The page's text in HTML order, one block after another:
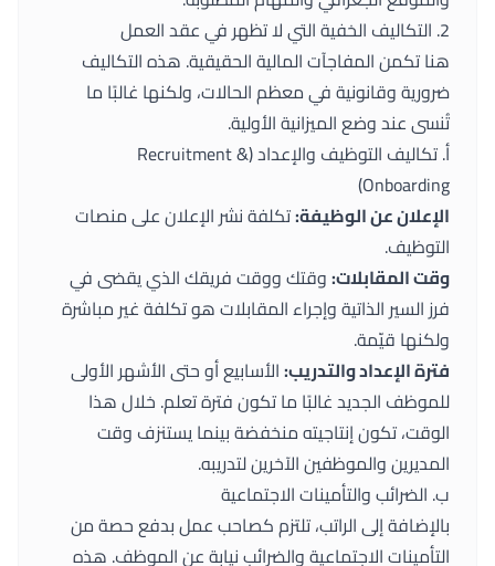
2. التكاليف الخفية التي لا تظهر في عقد العمل
هنا تكمن المفاجآت المالية الحقيقية. هذه التكاليف
ضرورية وقانونية في معظم الحالات، ولكنها غالبًا ما
تُنسى عند وضع الميزانية الأولية.
أ. تكاليف التوظيف والإعداد (Recruitment &
Onboarding)
الإعلان عن الوظيفة:تكلفة نشر الإعلان على منصات
التوظيف.
وقت المقابلات:وقتك ووقت فريقك الذي يقضى في
فرز السير الذاتية وإجراء المقابلات هو تكلفة غير مباشرة
ولكنها قيّمة.
فترة الإعداد والتدريب:الأسابيع أو حتى الأشهر الأولى
للموظف الجديد غالبًا ما تكون فترة تعلم. خلال هذا
الوقت، تكون إنتاجيته منخفضة بينما يستنزف وقت
المديرين والموظفين الآخرين لتدريبه.
ب. الضرائب والتأمينات الاجتماعية
بالإضافة إلى الراتب، تلتزم كصاحب عمل بدفع حصة من
التأمينات الاجتماعية والضرائب نيابة عن الموظف. هذه